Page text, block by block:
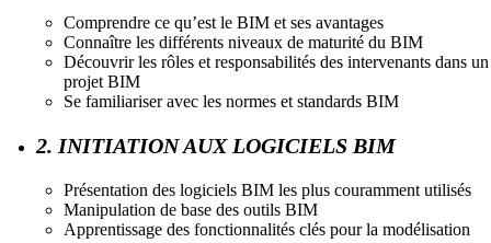
Comprendre ce qu’est le BIM et ses avantages
Connaître les différents niveaux de maturité du BIM
Découvrir les rôles et responsabilités des intervenants dans un
projet BIM
Se familiariser avec les normes et standards BIM
2. INITIATION AUX LOGICIELS BIM
Présentation des logiciels BIM les plus couramment utilisés
Manipulation de base des outils BIM
Apprentissage des fonctionnalités clés pour la modélisation